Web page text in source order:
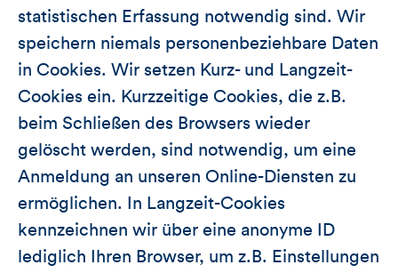
statistischen Erfassung notwendig sind. Wir
speichern niemals personenbeziehbare Daten
in Cookies. Wir setzen Kurz- und Langzeit-
Cookies ein. Kurzzeitige Cookies, die z.B.
beim Schließen des Browsers wieder
gelöscht werden, sind notwendig, um eine
Anmeldung an unseren Online-Diensten zu
ermöglichen. In Langzeit-Cookies
kennzeichnen wir über eine anonyme ID
lediglich Ihren Browser, um z.B. Einstellungen